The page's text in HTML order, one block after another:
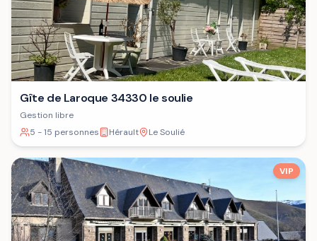
Gîte de Laroque 34330 le soulie
Gestion libre
5 - 15 personnes
Hérault Le Soulié
VIP